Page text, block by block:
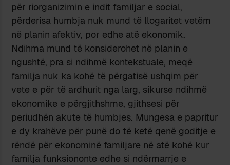
për riorganizimin e indit familjar e social,
përderisa humbja nuk mund të llogaritet vetëm
në planin afektiv, por edhe atë ekonomik.
Ndihma mund të konsiderohet në planin e
ngushtë, pra si ndihmë kontekstuale, meqë
familja nuk ka kohë të përgatisë ushqim për
vete e për të ardhurit nga larg, sikurse ndihmë
ekonomike e përgjithshme, gjithsesi për
periudhën akute të humbjes. Mungesa e papritur
e dy krahëve për punë do të ketë qenë goditje e
rëndë për ekonominë familjare në atë kohë kur
familja funksiononte edhe si ndërmarrje e